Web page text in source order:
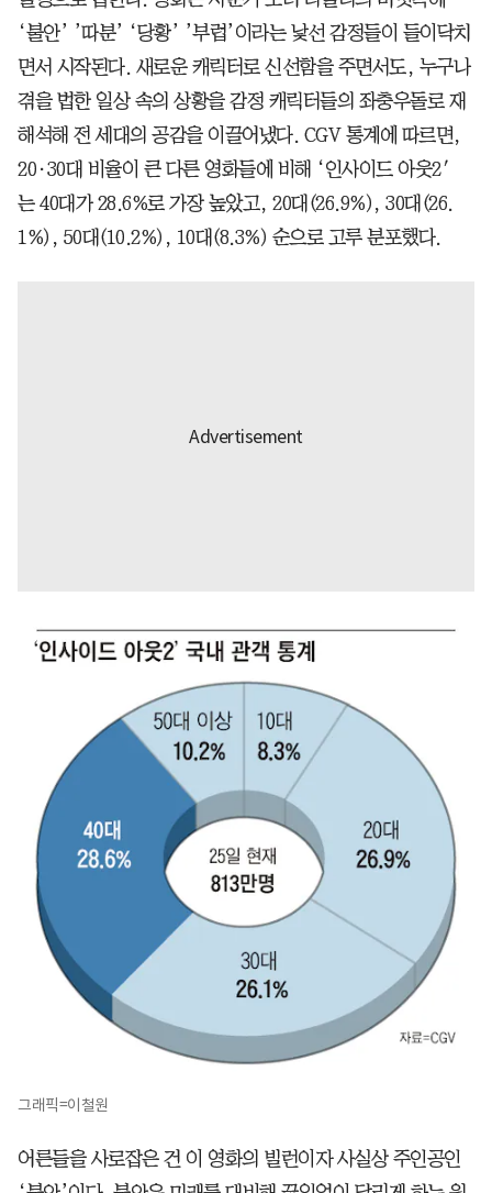
‘불안’ ’따분’ ‘당황’ ’부럽’이라는 낯선 감정들이 들이닥치
면서 시작된다. 새로운 캐릭터로 신선함을 주면서도, 누구나
겪을 법한 일상 속의 상황을 감정 캐릭터들의 좌충우돌로 재
해석해 전 세대의 공감을 이끌어냈다. CGV 통계에 따르면,
20·30대 비율이 큰 다른 영화들에 비해 ‘인사이드 아웃2′
는 40대가 28.6%로 가장 높았고, 20대(26.9%), 30대(26.
1%), 50대(10.2%), 10대(8.3%) 순으로 고루 분포했다.
그래픽=이철원
어른들을 사로잡은 건 이 영화의 빌런이자 사실상 주인공인